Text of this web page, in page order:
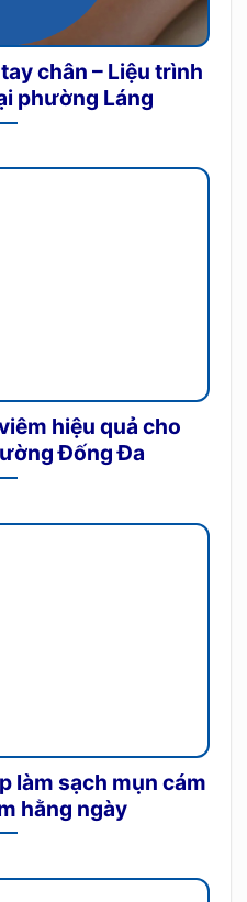
chân – Liệu trình
phường Láng
hiệu quả cho
Đống Đa
làm sạch mụn cám
hằng ngày